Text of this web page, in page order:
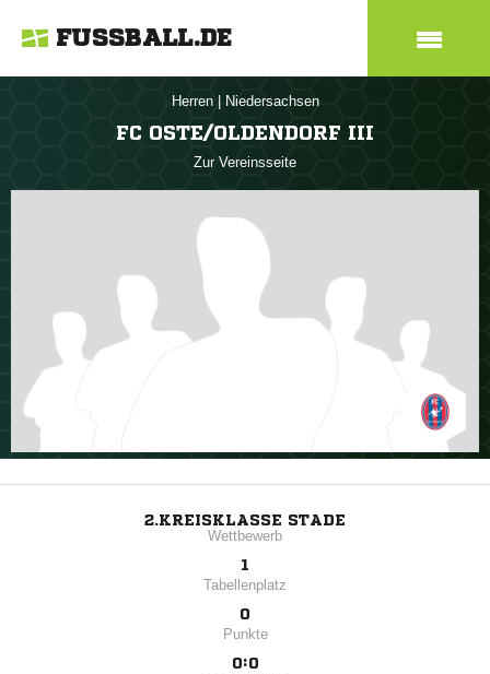
FUSSBALL.DE
Herren Niedersachsen
FC OSTE/OLDENDORF III
Zur Vereinsseite
2.KREISKLASSE STADE
Wettbewerb
1
Tabellenplatz
0
Punkte
0:0